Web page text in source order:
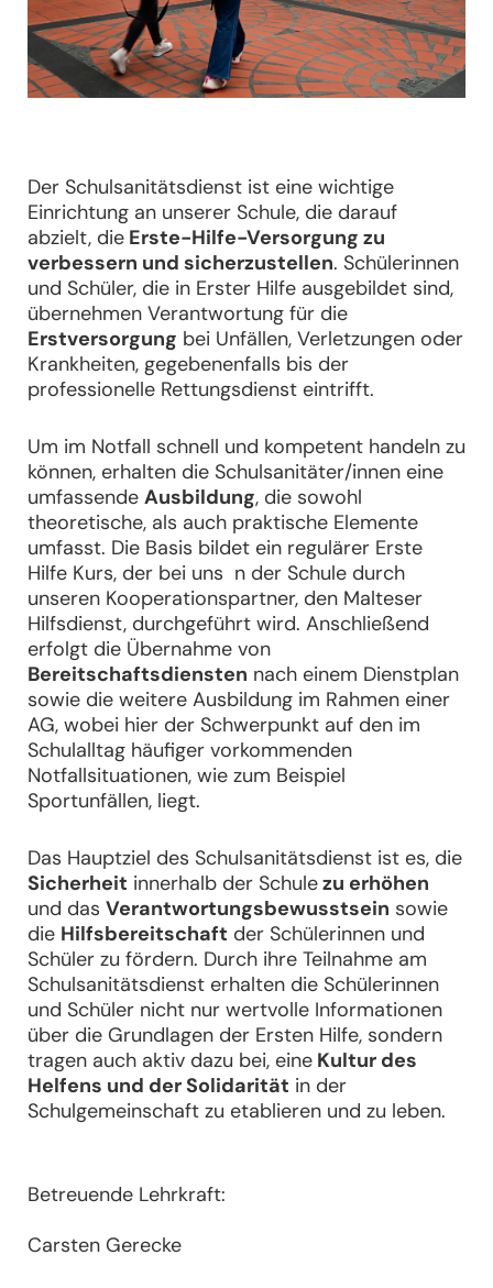
Der Schulsanitätsdienst ist eine wichtige
Einrichtung an unserer Schule, die darauf
abzielt, die Erste-Hilfe-Versorgung zu
verbessern und sicherzustellen. Schülerinnen
und Schüler, die in Erster Hilfe ausgebildet sind,
übernehmen Verantwortung für die
Erstversorgung bei Unfällen, Verletzungen oder
Krankheiten, gegebenenfalls bis der
professionelle Rettungsdienst eintrifft.
Um im Notfall schnell und kompetent handeln zu
können, erhalten die Schulsanitäter/innen eine
umfassende Ausbildung, die sowohl
theoretische, als auch praktische Elemente
umfasst. Die Basis bildet ein regulärer Erste
Hilfe Kurs, der bei uns n der Schule durch
unseren Kooperationspartner, den Malteser
Hilfsdienst, durchgeführt wird. Anschließend
erfolgt die Übernahme von
Bereitschaftsdiensten nach einem Dienstplan
sowie die weitere Ausbildung im Rahmen einer
AG, wobei hier der Schwerpunkt auf den im
Schulalltag häufiger vorkommenden
Notfallsituationen, wie zum Beispiel
Sportunfällen, liegt.
Das Hauptziel des Schulsanitätsdienst ist es, die
Sicherheit innerhalb der Schulezu erhöhen
und das Verantwortungsbewusstsein sowie
die Hilfsbereitschaft der Schülerinnen und
Schüler zu fördern. Durch ihre Teilnahme am
Schulsanitätsdienst erhalten die Schülerinnen
und Schüler nicht nur wertvolle Informationen
über die Grundlagen der Ersten Hilfe, sondern
tragen auch aktiv dazu bei, eine Kultur des
Helfens und der Solidarität in der
Schulgemeinschaft zu etablieren und zu leben.
Betreuende Lehrkraft:
Carsten Gerecke